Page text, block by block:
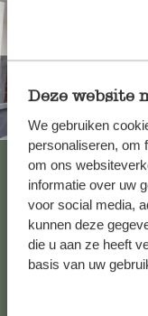
Deze website
We gebruiken
personaliseren, om
om ons
informatie over uw
voor social media,
kunnen deze
die u aan ze heeft
basis van uw
Immer
Alle 62